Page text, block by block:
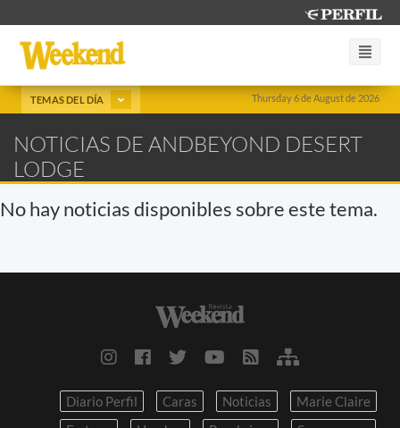
Thursday 6 de August de 2026
TEMAS DEL DÍA
NOTICIAS DE ANDBEYOND DESERT
LODGE
No hay noticias disponibles sobre este tema.
Diario Perfil Caras Noticias
Marie Claire